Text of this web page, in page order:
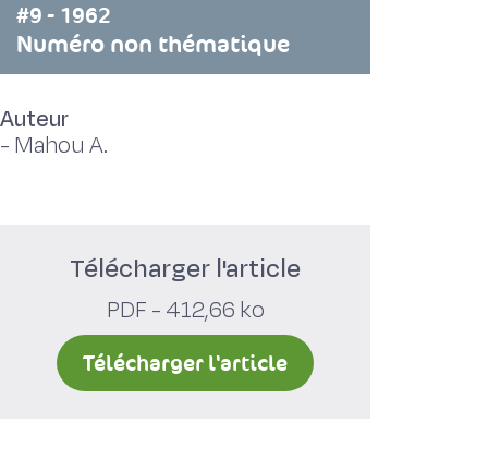
#9 - 1962
Numéro non thématique
Auteur
- Mahou A.
Télécharger l'article
PDF - 412,66 ko
Télécharger l'article